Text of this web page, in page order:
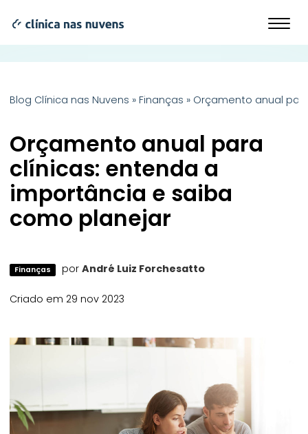
Blog Clínica nas Nuvens » Finanças » Orçamento anual
Orçamento anual para
clínicas: entenda a
importância e saiba
como planejar
Finanças por André Luiz Forchesatto
Criado em 29 nov 2023